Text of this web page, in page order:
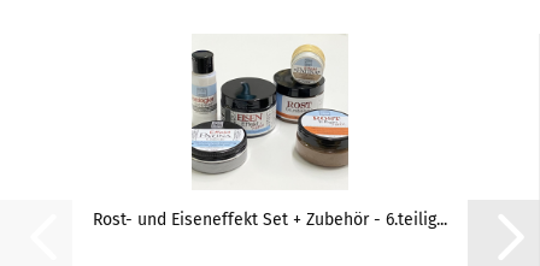
Rost- und Eiseneffekt Set + Zubehör - 6.teilig...